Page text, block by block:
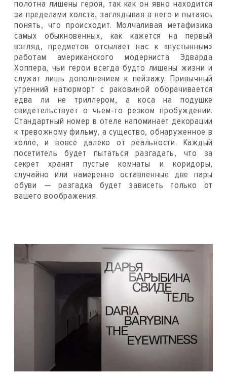
полотна лишены героя, так как он явно находится
за пределами холста, заглядывая в него и пытаясь
понять, что происходит. Молчаливая метафизика
самых обыкновенных, как кажется на первый
взгляд, предметов отсылает нас к «пустынным»
работам американского модерниста Эдварда
Хоппера, чьи герои всегда будто лишены жизни и
служат лишь дополнением к пейзажу. Привычный
утренний натюрморт с раковиной оборачивается
едва ли не триллером, а коса на подушке
свидетельствует о чьем-то резком пробуждении.
Стандартный номер в отеле напоминает декорации
к тревожному фильму, а существо, обнаруженное в
холле, и вовсе далеко от реальности. Каждый
посетитель будет пытаться разгадать, что за
секрет хранят пустые комнаты и коридоры,
случайно или намеренно оставленные две пары
обуви — разгадка будет зависеть только от
вашего воображения.